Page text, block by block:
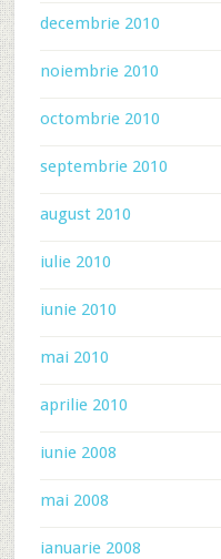
decembrie 2010
noiembrie 2010
octombrie 2010
septembrie 2010
august 2010
iulie 2010
iunie 2010
mai 2010
aprilie 2010
iunie 2008
mai 2008
ianuarie 2008